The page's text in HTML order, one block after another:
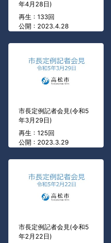
年4月28日)
再生 : 133回
公開 : 2023.4.28
市長定例記者会見(令和5
年3月29日)
再生 : 125回
公開 : 2023.3.29
市長定例記者会見(令和5
年2月22日)